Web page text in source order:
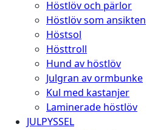
Höstlöv och pärlor
Höstlöv som ansikten
Höstsol
Hösttroll
Hund av höstlöv
Julgran av ormbunke
Kul med kastanjer
Laminerade höstlöv
JULPYSSEL